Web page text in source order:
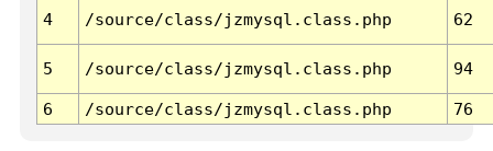
4 /source/class/jzmysql.class.php 62
5 /source/class/jzmysql.class.php 94
6 /source/class/jzmysql.class.php 76